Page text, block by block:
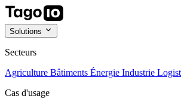
Solutions
Secteurs
Agriculture Bâtiments Énergie Industrie
Cas d'usage